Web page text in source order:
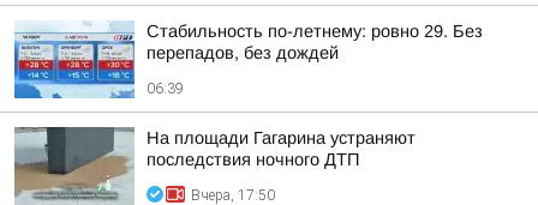
Стабильность по-летнему: ровно 29. Без
перепадов, без дождей
06:39
На площади Гагарина устраняют
последствия ночного ДТП
Вчера, 17:50